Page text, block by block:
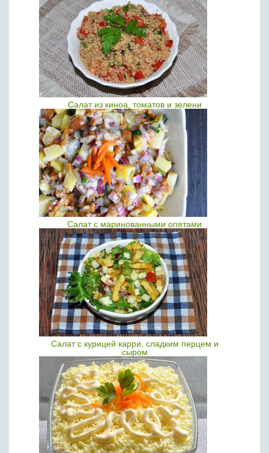
Салат из киноа, томатов и зелени
Салат с маринованными опятами
Салат с курицей карри, сладким перцем и
сыром